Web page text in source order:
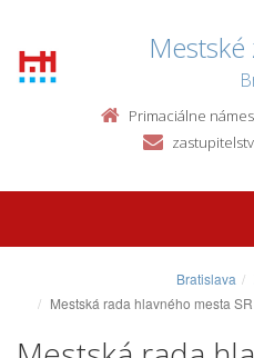
Primaciálne
Bratislava
Mestská rada hlavného mesta